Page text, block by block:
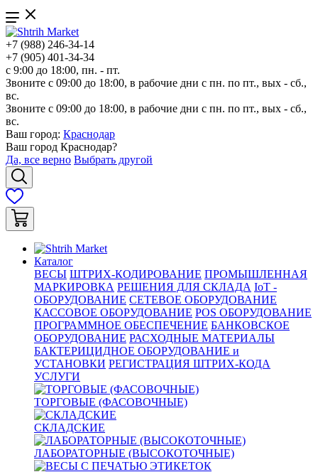
+7 (988) 246-34-14
+7 (905) 401-34-34
с 9:00 до 18:00, пн. - пт.
Звоните с 09:00 до 18:00, в рабочие дни с пн. по пт., вых - сб.,
вс.
Звоните с 09:00 до 18:00, в рабочие дни с пн. по пт., вых - сб.,
вс.
Ваш город: Краснодар
Ваш город Краснодар?
Да, все верно Выбрать другой
Каталог
ВЕСЫ ШТРИХ-КОДИРОВАНИЕ ПРОМЫШЛЕННАЯ
МАРКИРОВКА РЕШЕНИЯ ДЛЯ СКЛАДА IoT -
ОБОРУДОВАНИЕ СЕТЕВОЕ ОБОРУДОВАНИЕ
КАССОВОЕ ОБОРУДОВАНИЕ POS ОБОРУДОВАНИЕ
ПРОГРАММНОЕ ОБЕСПЕЧЕНИЕ БАНКОВСКОЕ
ОБОРУДОВАНИЕ РАСХОДНЫЕ МАТЕРИАЛЫ
БАКТЕРИЦИДНОЕ ОБОРУДОВАНИЕ и
УСТАНОВКИ РЕГИСТРАЦИЯ ШТРИХ-КОДА
УСЛУГИ
ТОРГОВЫЕ (ФАСОВОЧНЫЕ)
СКЛАДСКИЕ
ЛАБОРАТОРНЫЕ (ВЫСОКОТОЧНЫЕ)